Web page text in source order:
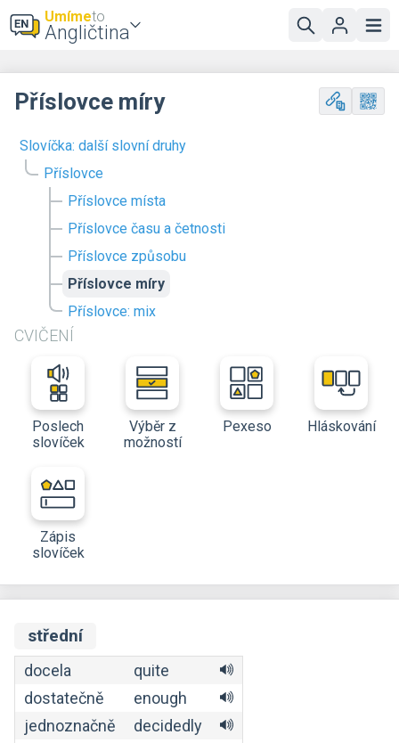
Umímeto
Angličtina
Slovíčka: další slovní druhy
Příslovce
Příslovce místa
Příslovce času a četnosti
Příslovce způsobu
Příslovce míry
Příslovce: mix
CVIČENÍ
Poslech
slovíček
Výběr z
možností
Pexeso Hláskování
Zápis
slovíček
Příslovce míry
střední
docela
quite
dostatečně
enough
jednoznačně
decidedly